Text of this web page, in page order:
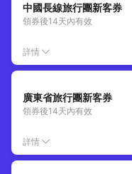
中國長線旅行團新客券
領券後14天內有效
詳情
廣東省旅行團新客券
領券後14天內有效
詳情